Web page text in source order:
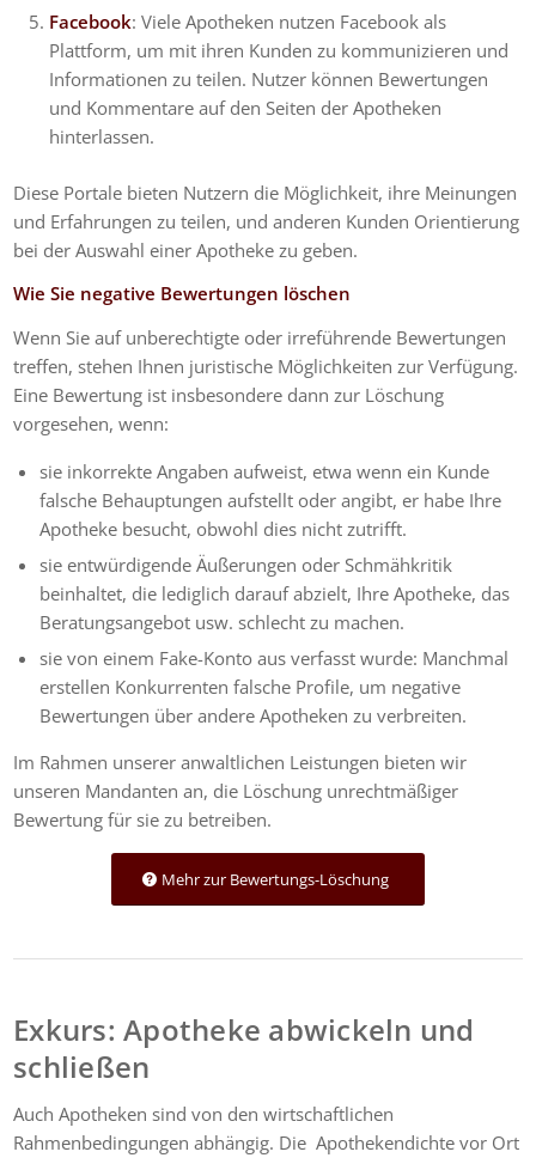
Facebook: Viele Apotheken nutzen Facebook als
Plattform, um mit ihren Kunden zu kommunizieren und
Informationen zu teilen. Nutzer können Bewertungen
und Kommentare auf den Seiten der Apotheken
hinterlassen.
Diese Portale bieten Nutzern die Möglichkeit, ihre Meinungen
und Erfahrungen zu teilen, und anderen Kunden Orientierung
bei der Auswahl einer Apotheke zu geben.
Wie Sie negative Bewertungen löschen
Wenn Sie auf unberechtigte oder irreführende Bewertungen
treffen, stehen Ihnen juristische Möglichkeiten zur Verfügung.
Eine Bewertung ist insbesondere dann zur Löschung
vorgesehen, wenn:
sie inkorrekte Angaben aufweist, etwa wenn ein Kunde
falsche Behauptungen aufstellt oder angibt, er habe Ihre
Apotheke besucht, obwohl dies nicht zutrifft.
sie entwürdigende Äußerungen oder Schmähkritik
beinhaltet, die lediglich darauf abzielt, Ihre Apotheke, das
Beratungsangebot usw. schlecht zu machen.
sie von einem Fake-Konto aus verfasst wurde: Manchmal
erstellen Konkurrenten falsche Profile, um negative
Bewertungen über andere Apotheken zu verbreiten.
Im Rahmen unserer anwaltlichen Leistungen bieten wir
unseren Mandanten an, die Löschung unrechtmäßiger
Bewertung für sie zu betreiben.
Mehr zur Bewertungs-Löschung
Exkurs: Apotheke abwickeln und
schließen
Auch Apotheken sind von den wirtschaftlichen
Rahmenbedingungen abhängig. Die Apothekendichte vor Ort